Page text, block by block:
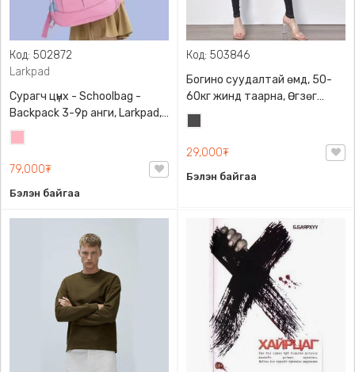
Код: 502872
Larkpad
Сурагч цүнх - Schoolbag -
Backpack 3-9р анги, Larkpad,
9009-10128, Цацруулагчтай,
Олон тасалгаатай
79,000₮
Бэлэн байгаа
Код: 503846
Богино суудалтай өмд, 50-
60кг жинд таарна, Өгзөг
өргөгчтэй
29,000₮
Бэлэн байгаа